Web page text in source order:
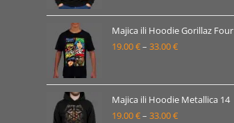
od
19.00 €
Majica ili Hoodie Gorillaz Four
19.00€– 33.00€Raspon
od
19.00 €
do
Majica ili Hoodie Metallica 14
19.00€– 33.00€Raspon